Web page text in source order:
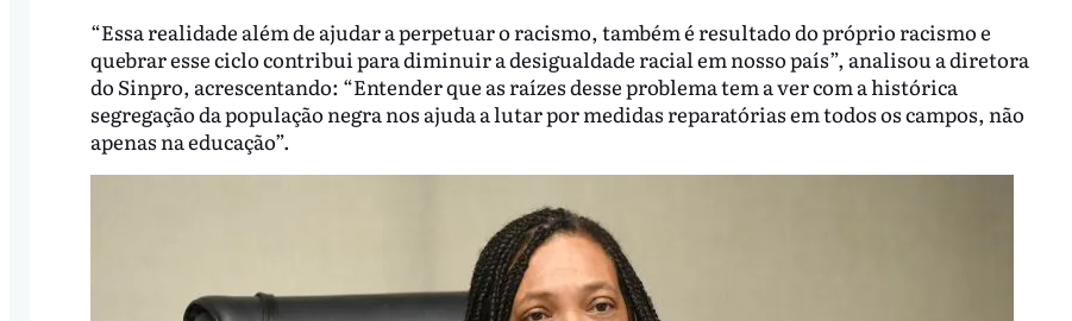
“Essa realidade além de ajudar a perpetuar o racismo, também é resultado do próprio racismo e
quebrar esse ciclo contribui para diminuir a desigualdade racial em nosso país”, analisou a diretora
do Sinpro, acrescentando: “Entender que as raízes desse problema tem a ver com a histórica
segregação da população negra nos ajuda a lutar por medidas reparatórias em todos os campos, não
apenas na educação”.